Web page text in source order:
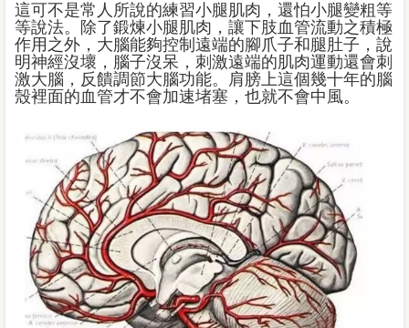
這可不是常人所說的練習小腿肌肉，還怕小腿變粗等
等說法。除了鍛煉小腿肌肉，讓下肢血管流動之積極
作用之外，大腦能夠控制遠端的腳爪子和腿肚子，說
明神經沒壞，腦子沒呆，刺激遠端的肌肉運動還會刺
激大腦，反饋調節大腦功能。肩膀上這個幾十年的腦
殼裡面的血管才不會加速堵塞，也就不會中風。